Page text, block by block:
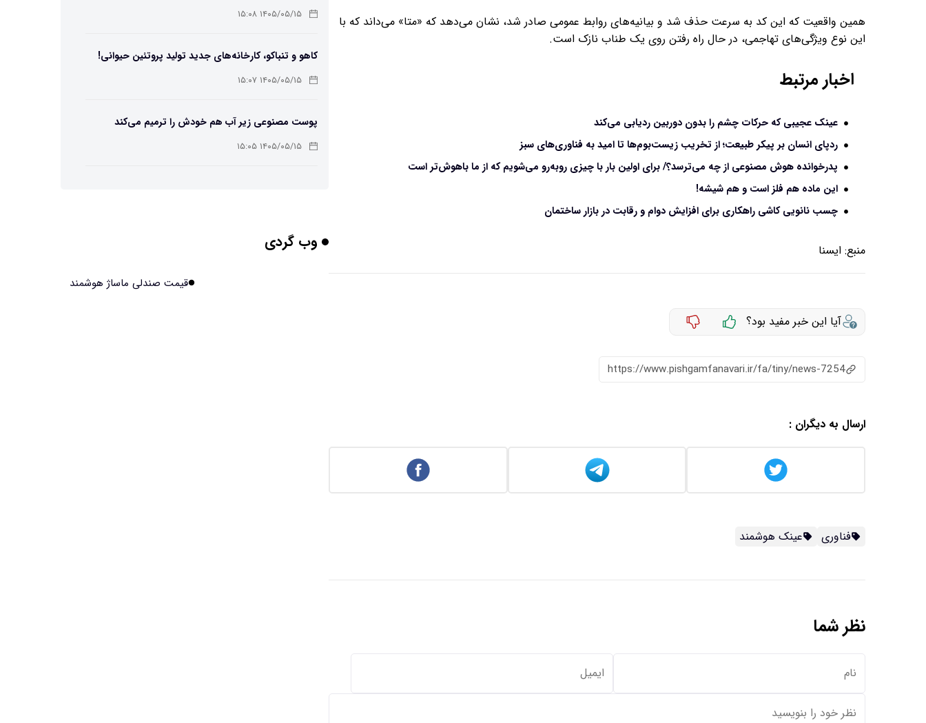
همین واقعیت که این کد به سرعت حذف شد و بیانیه‌های روابط عمومی صادر شد، نشان می‌دهد که «متا» می‌داند که با
این نوع ویژگی‌های تهاجمی، در حال راه رفتن روی یک طناب نازک است.
اخبار مرتبط
عینک عجیبی که حرکات چشم را بدون دوربین ردیابی می‌کند
ردپای انسان بر پیکر طبیعت؛ از تخریب زیست‌بوم‌ها تا امید به فناوری‌های سبز
پدرخوانده هوش مصنوعی از چه می‌ترسد؟‌/ برای اولین بار با چیزی روبه‌رو می‌شویم که از ما باهوش‌تر است
این ماده هم فلز است و هم شیشه!
چسب نانویی کاشی راهکاری برای افزایش دوام و رقابت در بازار ساختمان
منبع: ايسنا
آیا این خبر مفید بود؟
https://www.pishgamfanavari.ir/fa/tiny/news-7254
ارسال به دیگران :
فناوری عینک هوشمند
نظر شما
زمین ممکن شد
۱۴۰۵/۰۵/۱۵ ۱۵:۰۸
کاهو و تنباکو، کارخانه‌های جدید تولید پروتئین حیوانی!
۱۴۰۵/۰۵/۱۵ ۱۵:۰۷
پوست مصنوعی زیر آب هم خودش را ترمیم می‌کند
۱۴۰۵/۰۵/۱۵ ۱۵:۰۵
برنج فضایی چین به مرحله برداشت رسید
وب گردی
قیمت صندلی ماساژ هوشمند